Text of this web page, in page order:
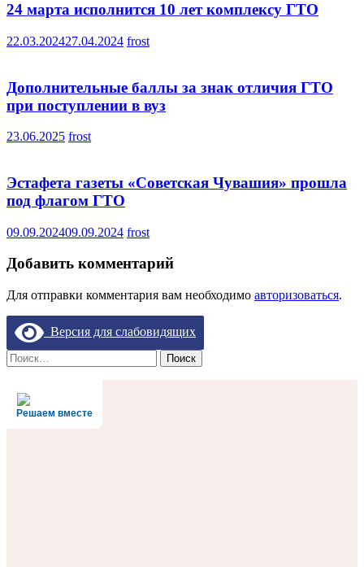
24 марта исполнится 10 лет комплексу ГТО
22.03.202427.04.2024 frost
Дополнительные баллы за знак отличия ГТО
при поступлении в вуз
23.06.2025 frost
Эстафета газеты «Советская Чувашия» прошла
под флагом ГТО
09.09.202409.09.2024 frost
Добавить комментарий
Для отправки комментария вам необходимо авторизоваться.
Версия для слабовидящих
Найти:
Решаем вместе